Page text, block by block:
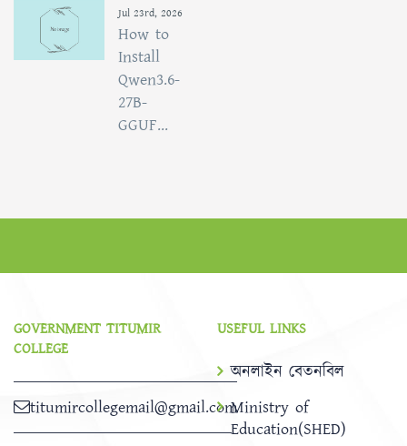
Jul 23rd, 2026
How to
Install
Qwen3.6-
27B-
GGUF...
GOVERNMENT TITUMIR
COLLEGE
titumircollegemail@gmail.com
USEFUL LINKS
অনলাইন বেতনবিল
Ministry of
Education(SHED)